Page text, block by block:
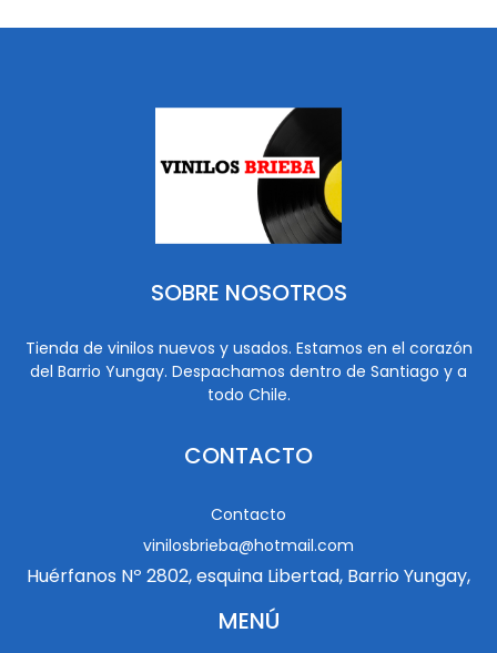
SOBRE NOSOTROS
Tienda de vinilos nuevos y usados. Estamos en el corazón
del Barrio Yungay. Despachamos dentro de Santiago y a
todo Chile.
CONTACTO
Contacto
vinilosbrieba@hotmail.com
Huérfanos Nº 2802, esquina Libertad, Barrio Yungay,
MENÚ